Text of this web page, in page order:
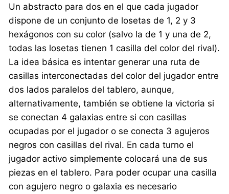
Un abstracto para dos en el que cada jugador
dispone de un conjunto de losetas de 1, 2 y 3
hexágonos con su color (salvo la de 1 y una de 2,
todas las losetas tienen 1 casilla del color del rival).
La idea básica es intentar generar una ruta de
casillas interconectadas del color del jugador entre
dos lados paralelos del tablero, aunque,
alternativamente, también se obtiene la victoria si
se conectan 4 galaxias entre si con casillas
ocupadas por el jugador o se conecta 3 agujeros
negros con casillas del rival. En cada turno el
jugador activo simplemente colocará una de sus
piezas en el tablero. Para poder ocupar una casilla
con agujero negro o galaxia es necesario